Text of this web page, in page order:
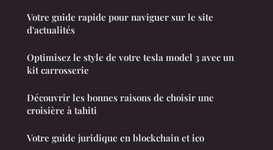
Votre guide rapide pour naviguer sur le site
d'actualités
Optimisez le style de votre tesla model 3 avec un
kit carrosserie
Découvrir les bonnes raisons de choisir une
croisière à tahiti
Votre guide juridique en blockchain et ico